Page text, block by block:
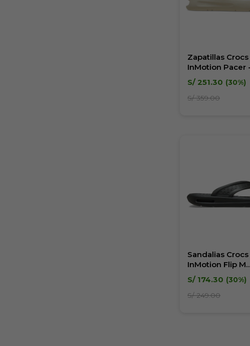
Zapatillas Crocs
InMotion Pacer
S/ 251.30 30
S/ 359.00
Sandalias Crocs
InMotion Flip M
Hombre
S/ 174.30 30
S/ 249.00